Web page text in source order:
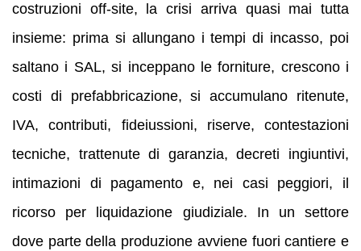
costruzioni off-site, la crisi arriva quasi mai tutta
insieme: prima si allungano i tempi di incasso, poi
saltano i SAL, si inceppano le forniture, crescono i
costi di prefabbricazione, si accumulano ritenute,
IVA, contributi, fideiussioni, riserve, contestazioni
tecniche, trattenute di garanzia, decreti ingiuntivi,
intimazioni di pagamento e, nei casi peggiori, il
ricorso per liquidazione giudiziale. In un settore
dove parte della produzione avviene fuori cantiere e